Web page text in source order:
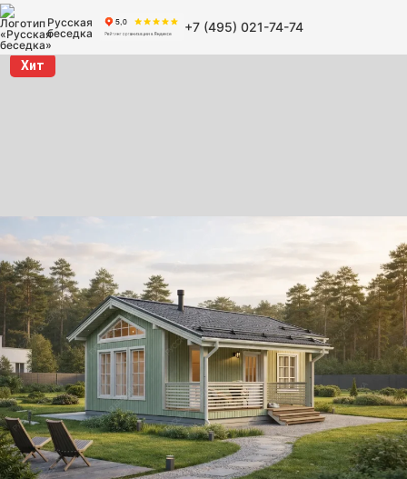
Русская
беседка
+7 (495) 021-74-74
Хит